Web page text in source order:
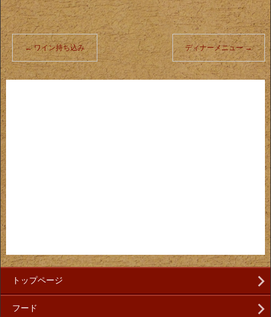
←ワイン持ち込み ディナーメニュー→
トップページ
フード